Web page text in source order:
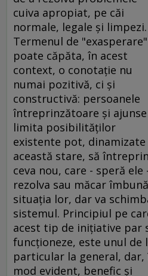
cuiva apropiat, pe căi
normale, legale şi limpezi.
Termenul de "exasperare"
poate căpăta, în acest
context, o conotaţie nu
numai pozitivă, ci şi
constructivă: persoanele
întreprinzătoare şi
limita posibilităţilor
existente pot, dinamizate
această stare, să
ceva nou, care - speră ele
rezolva sau măcar
situaţia lor, dar va
sistemul. Principiul pe
acest tip de iniţiative par
funcţioneze, este unul de
particular la general, dar,
mod evident, benefic şi